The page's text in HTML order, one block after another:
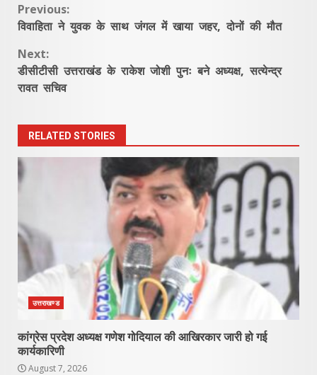
Continue
Reading
Previous:
विवाहिता ने युवक के साथ जंगल में खाया जहर, दोनों की मौत
Next:
डीसीटीसी उत्तराखंड के राकेश जोशी पुनः बने अध्यक्ष, सत्येन्द्र
रावत सचिव
RELATED STORIES
उत्तराखण्ड
कांग्रेस प्रदेश अध्यक्ष गणेश गोदियाल की आखिरकार जारी हो गई
कार्यकारिणी
August 7, 2026